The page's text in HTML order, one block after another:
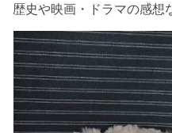
歴史や映画・ドラマの感想